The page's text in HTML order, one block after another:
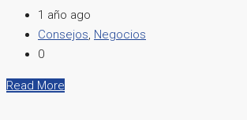
1 año ago
Consejos, Negocios
0
Read More